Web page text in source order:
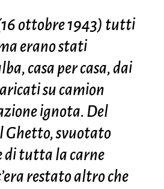
ottobre 1943) tutti
erano stati
casa per casa, dai
su camion
ignota. Del
Ghetto, svuotato
di tutta la carne
restato altro che